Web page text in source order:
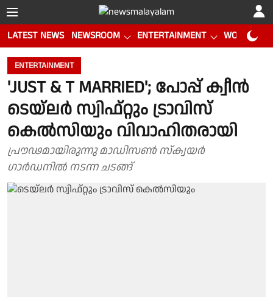
LATEST NEWS NEWSROOM ENTERTAINMENT WORLD CUP
ENTERTAINMENT
'JUST & T MARRIED'; പോപ്പ് ക്വീൻ
ടെയ്‌ലർ സ്വിഫ്റ്റും ട്രാവിസ്
കെല്‍സിയും വിവാഹിതരായി
പ്രൗഢമായിരുന്നു മാഡിസൺ സ്ക്വയർ
ഗാർഡനിൽ നടന്ന ചടങ്ങ്